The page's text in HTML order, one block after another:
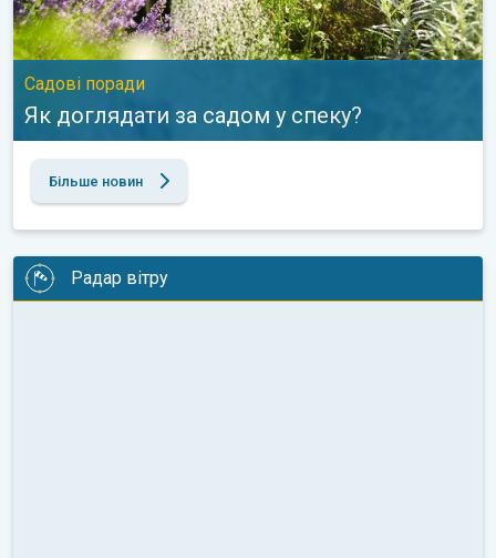
Садові поради
Як доглядати за садом у спеку?
Більше новин
Радар вітру